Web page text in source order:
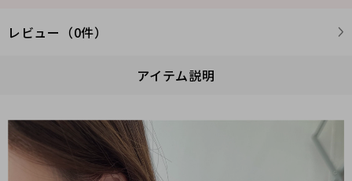
レビュー（0件）
アイテム説明